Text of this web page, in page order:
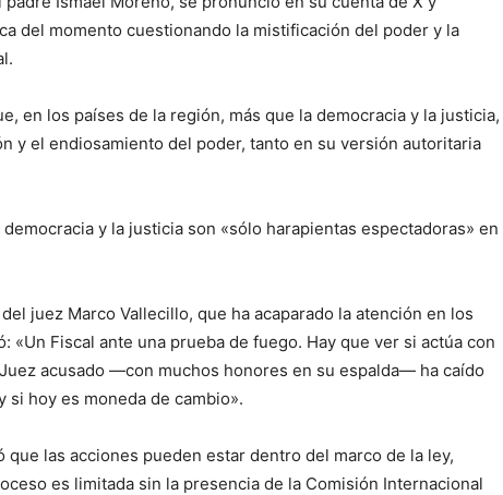
del momento cuestionando la mistificación del poder y la
en los países de la región, más que la democracia y la justicia,
y el endiosamiento del poder, tanto en su versión autoritaria
y la justicia son «sólo harapientas espectadoras» en
juez Marco Vallecillo, que ha acaparado la atención en los
«Un Fiscal ante una prueba de fuego. Hay que ver si actúa con
acusado —con muchos honores en su espalda— ha caído
si hoy es moneda de cambio».
las acciones pueden estar dentro del marco de la ley,
es limitada sin la presencia de la Comisión Internacional